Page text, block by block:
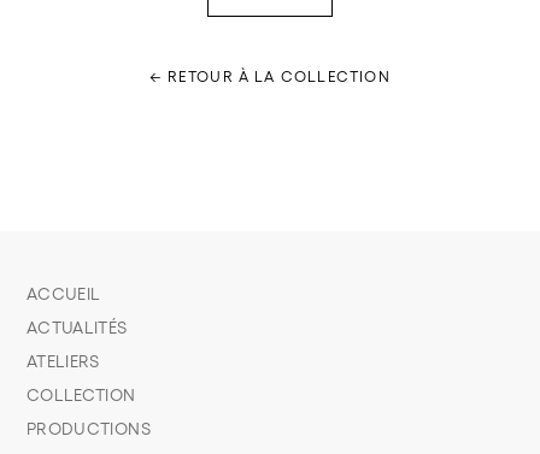
← RETOUR À LA COLLECTION
ACCUEIL
ACTUALITÉS
ATELIERS
COLLECTION
PRODUCTIONS